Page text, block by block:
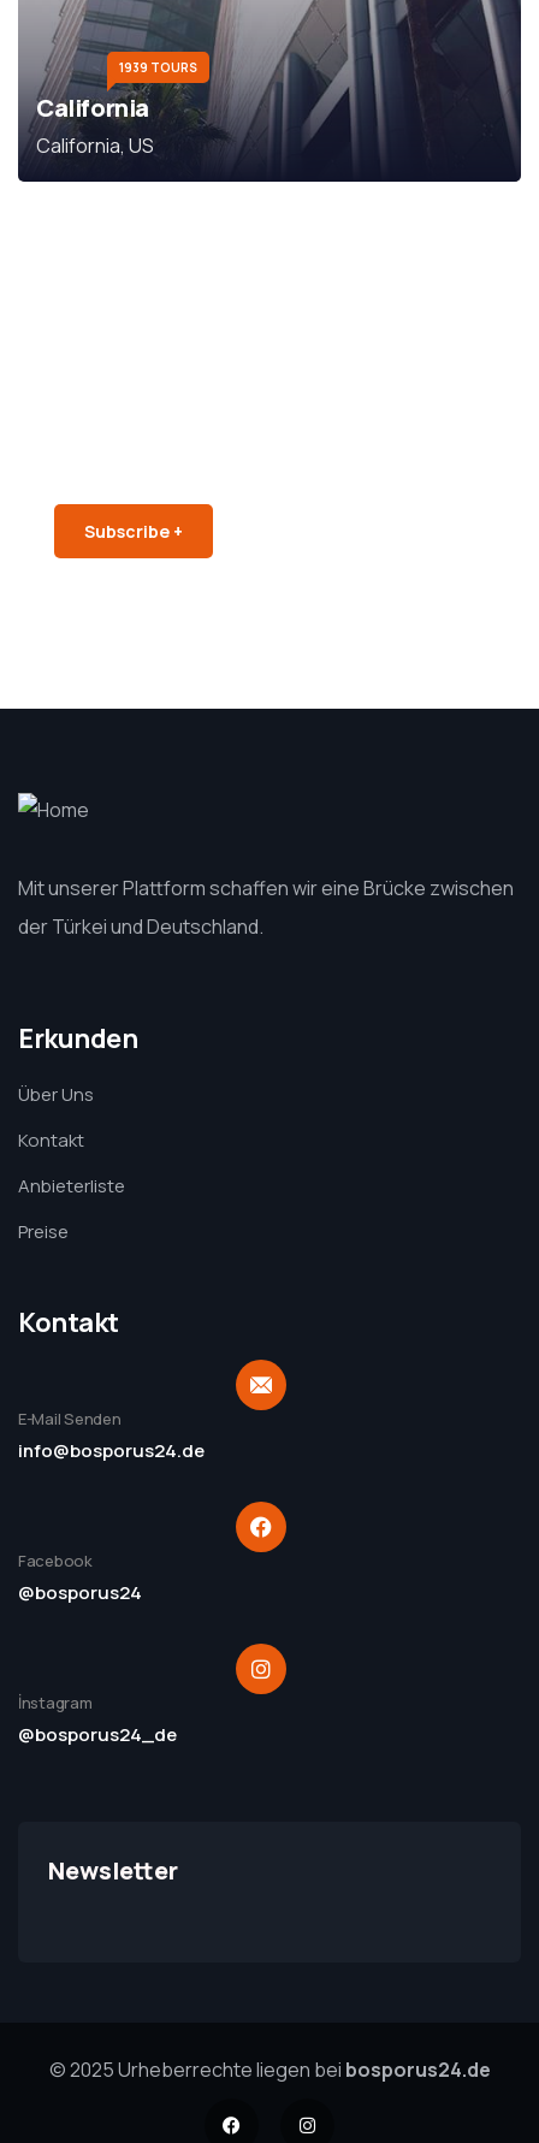
1939 TOURS
California
California, US
Subscribe +
Mit unserer Plattform schaffen wir eine Brücke zwischen
der Türkei und Deutschland.
Erkunden
Über Uns
Kontakt
Anbieterliste
Preise
Kontakt
E-Mail Senden
info@bosporus24.de
Facebook
@bosporus24
İnstagram
@bosporus24_de
Newsletter
© 2025 Urheberrechte liegen bei bosporus24.de